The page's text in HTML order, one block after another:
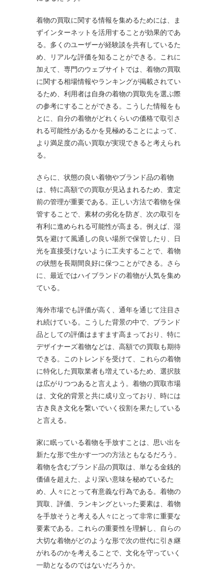
着物の買取に関する情報を集めるためには、ま
ずインターネットを活用することが効果的であ
る。多くのユーザーが経験談を共有しているた
め、リアルな評価を知ることができる。これに
加えて、専門のウェブサイトでは、着物の買取
に関する相場情報やランキングが掲載されてい
るため、利用者は自身の着物の買取先を選ぶ際
の参考にすることができる。こうした情報をも
とに、自分の着物がどれくらいの価格で取引さ
れる可能性があるかを見極めることによって、
より満足度の高い買取が実現できると考えられ
る。
さらに、状態の良い着物やブランド品の着物
は、特に高額での買取が見込まれるため、査定
前の管理が重要である。正しい方法で着物を保
管することで、素材の劣化を防ぎ、次の取引を
有利に進められる可能性が高まる。例えば、湿
気を避けて風通しの良い場所で保管したり、日
光を直接受けないように工夫することで、着物
の状態を長期間良好に保つことができる。さら
に、最近ではハイブランドの着物が人気を集め
ている。
海外市場でも評価が高く、通年を通じて注目さ
れ続けている。こうした背景の中で、ブランド
品としての評価はますます高まっており、特に
デザイナーズ着物などは、高額での買取も期待
できる。このトレンドを受けて、これらの着物
に特化した買取業者も増えているため、選択肢
は広がりつつあると言えよう。着物の買取市場
は、文化的背景と共に成り立っており、時には
古き良き文化を繋いでいく役割を果たしている
と言える。
家に眠っている着物を手放すことは、思い出を
新たな形で生かす一つの方法ともなるだろう。
着物を含むブランド品の買取は、単なる金銭的
価値を超えた、より深い意味を秘めているた
め、人々にとって有意義な行為である。着物の
買取、評価、ランキングといった要素は、着物
を手放そうと考える人々にとって非常に重要な
要素である。これらの重要性を理解し、自らの
大切な着物がどのような形で次の世代に引き継
がれるのかを考えることで、文化を守っていく
一助となるのではないだろうか。